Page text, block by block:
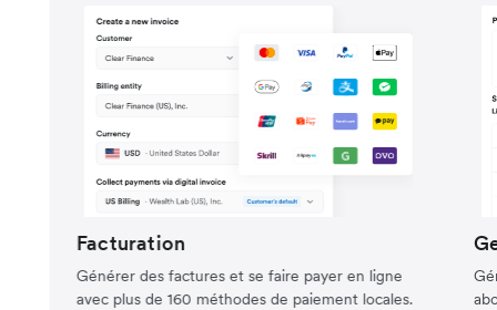
Facturation
Générer des factures et se faire payer en ligne
avec plus de 160 méthodes de paiement locales.